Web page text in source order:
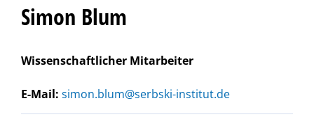
Simon Blum
Wissenschaftlicher Mitarbeiter
E-Mail: simon.blum@serbski-institut.de